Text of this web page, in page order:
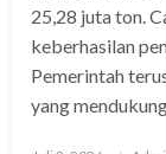
25,28 juta ton.
keberhasilan
Pemerintah
yang